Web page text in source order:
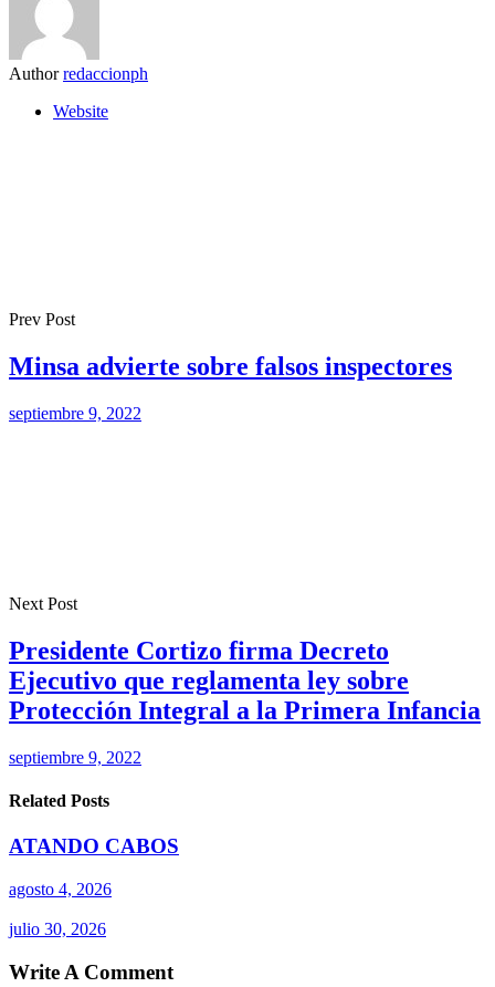
Author redaccionph
Website
Prev Post
Minsa advierte sobre falsos inspectores
septiembre 9, 2022
Next Post
Presidente Cortizo firma Decreto
Ejecutivo que reglamenta ley sobre
Protección Integral a la Primera Infancia
septiembre 9, 2022
Related Posts
ATANDO CABOS
agosto 4, 2026
julio 30, 2026
Write A Comment